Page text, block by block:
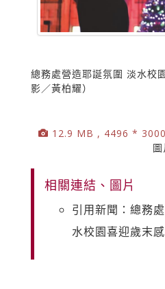
總務處營造耶誕氛圍 淡水校
影／黃柏耀）
12.9 MB , 4496 *
圖
相關連結、圖片
引用新聞：總務
水校園喜迎歲末